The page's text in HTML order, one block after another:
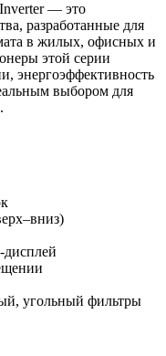
— это
разработанные для
в жилых, офисных и
этой серии
энергоэффективность
выбором для
угольный фильтры